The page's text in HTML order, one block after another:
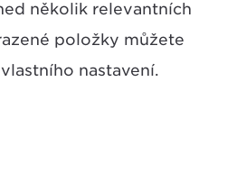
několik relevantních
položky můžete
nastavení.